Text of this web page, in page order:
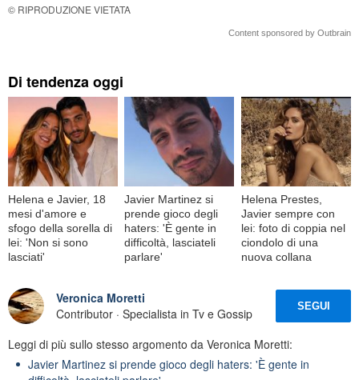
© RIPRODUZIONE VIETATA
Content sponsored by Outbrain
Di tendenza oggi
Helena e Javier, 18
mesi d'amore e
sfogo della sorella di
lei: 'Non si sono
lasciati'
Javier Martinez si
prende gioco degli
haters: 'È gente in
difficoltà, lasciateli
parlare'
Helena Prestes,
Javier sempre con
lei: foto di coppia nel
ciondolo di una
nuova collana
Veronica Moretti
Contributor · Specialista in Tv e Gossip
SEGUI
Leggi di più sullo stesso argomento da Veronica Moretti:
Javier Martinez si prende gioco degli haters: 'È gente in